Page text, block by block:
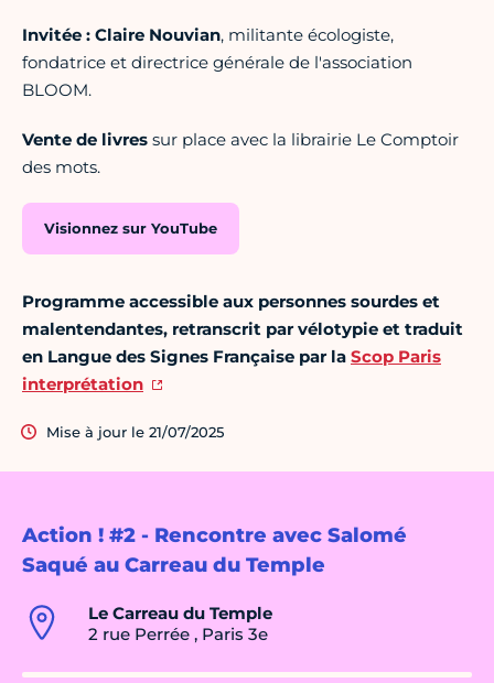
Action ! #2 - Rencontre avec Salomé
Saqué au Carreau du Temple
Le Carreau du Temple
2 rue Perrée , Paris 3e
Invitée : Claire Nouvian, militante écologiste,
fondatrice et directrice générale de l'association
BLOOM.
Vente de livres sur place avec la librairie Le Comptoir
des mots.
Visionnez sur YouTube
Programme accessible aux personnes sourdes et
malentendantes, retranscrit par vélotypie et traduit
en Langue des Signes Française par la Scop Paris
interprétation
Mise à jour le 21/07/2025